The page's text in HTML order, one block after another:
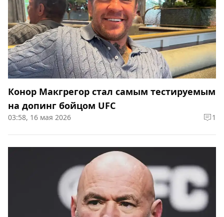
Конор Макгрегор стал самым тестируемым
на допинг бойцом UFC
03:58, 16 мая 2026 1